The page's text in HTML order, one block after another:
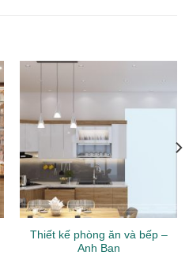
Thiết kế phòng ăn và bếp –
Anh Ban